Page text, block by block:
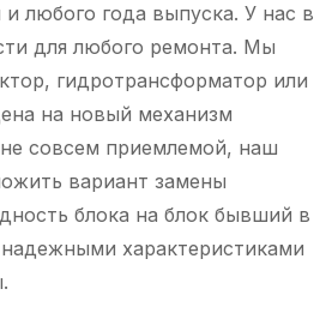
любого года выпуска. У нас в
для любого ремонта. Мы
гидротрансформатор или
на новый механизм
совсем приемлемой, наш
вариант замены
блока на блок бывший в
характеристиками